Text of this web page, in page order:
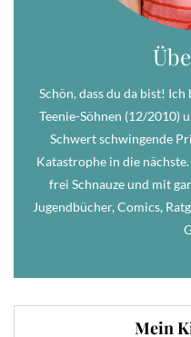
Schön, dass du da bist!
Teenie-Söhnen (12/2010)
Schwert schwingende
Katastrophe in die
frei Schnauze und mit
Jugendbücher, Comics,
Mein